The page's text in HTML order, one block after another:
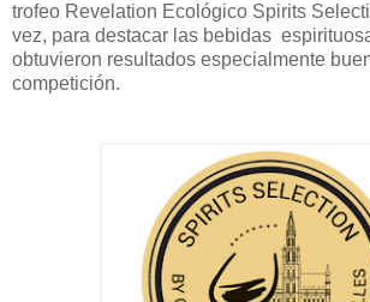
trofeo Revelation Ecológico Spirits
vez, para destacar las bebidas
obtuvieron resultados especialmente
competición.